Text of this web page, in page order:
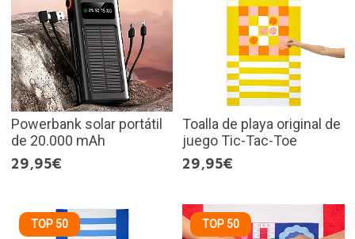
Powerbank solar portátil
de 20.000 mAh
29,95€
Toalla de playa original de
juego Tic-Tac-Toe
29,95€
TOP 50 TOP 50